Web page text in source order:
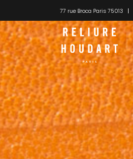
77 rue Broca Paris 75013